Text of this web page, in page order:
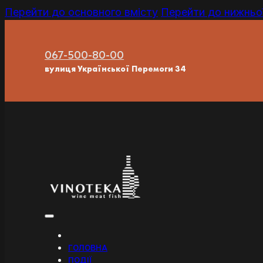
Перейти до основного вмісту Перейти до
067-500-80-00
вулиця Української Перемоги 34
ГОЛОВНА
ПОДІЇ